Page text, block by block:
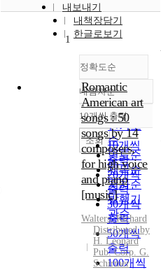
내보내기
내책장담기
한글로보기
정확도순
정확도
순
인기도
순
연도순
제목순
저자순
발행기
관순
내림차순
내림차순
10개씩 출력
10개씩
출력
20개씩
출력
30개씩
출력
50개씩
출력
100개씩
조회
1
Romantic
American art
songs : 50
songs by 14
composers,
for high voice
and piano
[music]
Walters, Richard
Distributed by
H. Leonard
Pub. Corp. G.
Schirmer